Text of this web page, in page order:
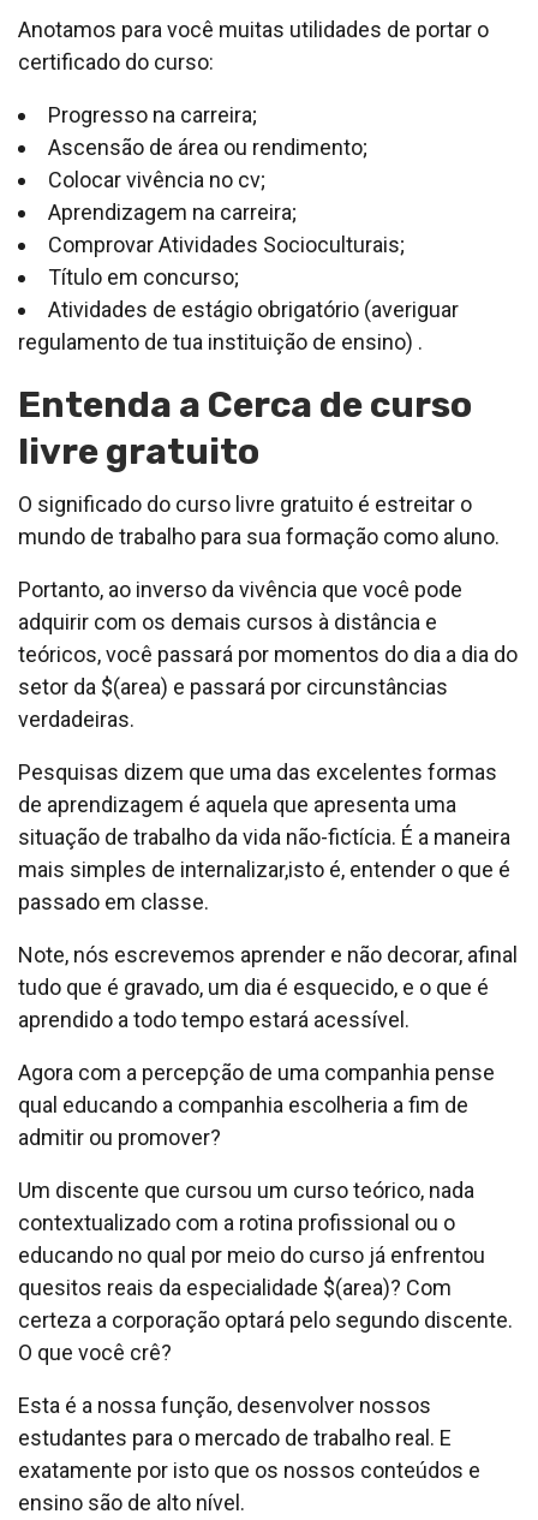
Anotamos para você muitas utilidades de portar o
certificado do curso:
Progresso na carreira;
Ascensão de área ou rendimento;
Colocar vivência no cv;
Aprendizagem na carreira;
Comprovar Atividades Socioculturais;
Título em concurso;
Atividades de estágio obrigatório (averiguar
regulamento de tua instituição de ensino) .
Entenda a Cerca de curso
livre gratuito
O significado do curso livre gratuito é estreitar o
mundo de trabalho para sua formação como aluno.
Portanto, ao inverso da vivência que você pode
adquirir com os demais cursos à distância e
teóricos, você passará por momentos do dia a dia do
setor da $(area) e passará por circunstâncias
verdadeiras.
Pesquisas dizem que uma das excelentes formas
de aprendizagem é aquela que apresenta uma
situação de trabalho da vida não-fictícia. É a maneira
mais simples de internalizar,isto é, entender o que é
passado em classe.
Note, nós escrevemos aprender e não decorar, afinal
tudo que é gravado, um dia é esquecido, e o que é
aprendido a todo tempo estará acessível.
Agora com a percepção de uma companhia pense
qual educando a companhia escolheria a fim de
admitir ou promover?
Um discente que cursou um curso teórico, nada
contextualizado com a rotina profissional ou o
educando no qual por meio do curso já enfrentou
quesitos reais da especialidade $(area)? Com
certeza a corporação optará pelo segundo discente.
O que você crê?
Esta é a nossa função, desenvolver nossos
estudantes para o mercado de trabalho real. E
exatamente por isto que os nossos conteúdos e
ensino são de alto nível.